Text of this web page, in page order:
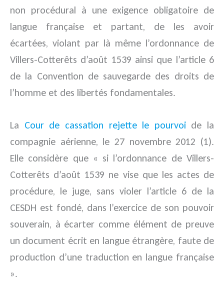
non procédural à une exigence obligatoire de
langue française et partant, de les avoir
écartées, violant par là même l’ordonnance de
Villers-Cotterêts d’août 1539 ainsi que l’article 6
de la Convention de sauvegarde des droits de
l’homme et des libertés fondamentales.
La Cour de cassation rejette le pourvoide la
compagnie aérienne, le 27 novembre 2012 (1).
Elle considère que « si l’ordonnance de Villers-
Cotterêts d’août 1539 ne vise que les actes de
procédure, le juge, sans violer l’article 6 de la
CESDH est fondé, dans l’exercice de son pouvoir
souverain, à écarter comme élément de preuve
un document écrit en langue étrangère, faute de
production d’une traduction en langue française
».